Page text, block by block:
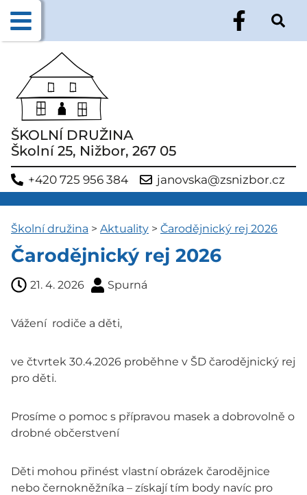
ŠKOLNÍ DRUŽINA
Školní 25, Nižbor, 267 05
+420 725 956 384 janovska@zsnizbor.cz
Školní družina > Aktuality > Čarodějnický rej 2026
Čarodějnický rej 2026
21. 4. 2026 Spurná
Vážení rodiče a děti,
ve čtvrtek 30.4.2026 proběhne v ŠD čarodějnický rej
pro děti.
Prosíme o pomoc s přípravou masek a dobrovolně o
drobné občerstvení
Děti mohou přinést vlastní obrázek čarodějnice
nebo černokněžníka – získají tím body navíc pro